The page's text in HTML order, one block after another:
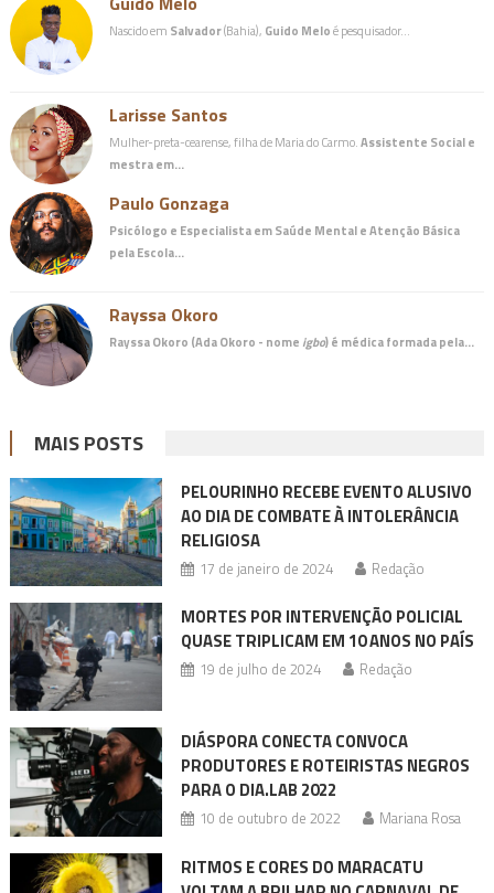
Nascido em Salvador(Bahia), Guido Meloé pesquisador…
Larisse Santos
Mulher-preta-cearense, filha de Maria do Carmo.Assistente Social e
mestra em…
Paulo Gonzaga
Psicólogo e Especialista em Saúde Mental e Atenção Básica
pela Escola…
Rayssa Okoro
Rayssa Okoro (Ada Okoro - nome igbo) é médicaformada pela…
MAIS POSTS
PELOURINHO RECEBE EVENTO ALUSIVO
AO DIA DE COMBATE À INTOLERÂNCIA
RELIGIOSA
17 de janeiro de 2024 Redação
MORTES POR INTERVENÇÃO POLICIAL
QUASE TRIPLICAM EM 10 ANOS NO PAÍS
19 de julho de 2024 Redação
DIÁSPORA CONECTA CONVOCA
PRODUTORES E ROTEIRISTAS NEGROS
PARA O DIA.LAB 2022
10 de outubro de 2022 Mariana Rosa
RITMOS E CORES DO MARACATU